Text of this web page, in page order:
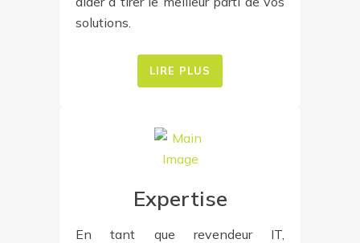
solutions.
LIRE PLUS
Expertise
En tant que revendeur IT,